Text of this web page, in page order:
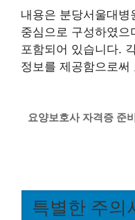
내용은 분당서울대
중심으로 구성하였
포함되어 있습니다.
정보를 제공함으로
요양보호사 자격증 준
특별한 주의